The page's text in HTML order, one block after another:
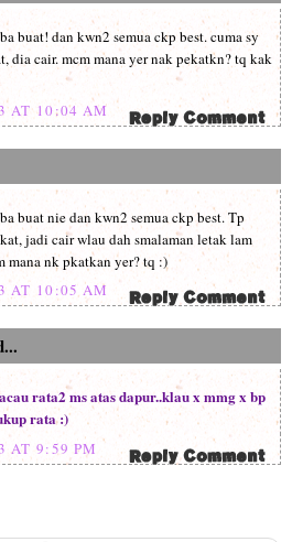
buat! dan kwn2 semua ckp best. cuma sy
dia cair. mcm mana yer nak pekatkn? tq kak
AT 10:04 AM
buat nie dan kwn2 semua ckp best. Tp
jadi cair wlau dah smalaman letak lam
mana nk pkatkan yer? tq :)
AT 10:05 AM
rata2 ms atas dapur..klau x mmg x bp
rata :)
AT 9:59 PM